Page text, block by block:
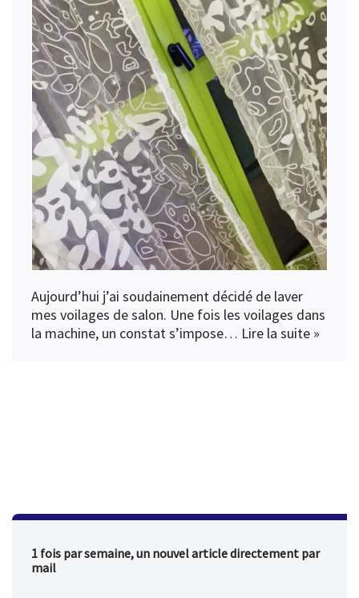
Aujourd’hui j’ai soudainement décidé de laver
mes voilages de salon. Une fois les voilages dans
la machine, un constat s’impose… Lire la suite »
1 fois par semaine, un nouvel article directement par
mail